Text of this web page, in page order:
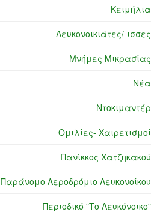
Κειμήλια
Λευκονοικιάτες/-ισσες
Μνήμες Μικρασίας
Νέα
Ντοκιμαντέρ
Ομιλίες- Χαιρετισμοί
Πανίκκος Χατζηκακού
Παράνομο Αεροδρόμιο Λευκονοίκου
Περιοδικό "Το Λευκόνοικο"